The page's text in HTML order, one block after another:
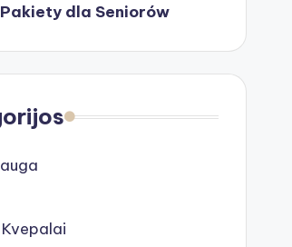
dla Seniorów